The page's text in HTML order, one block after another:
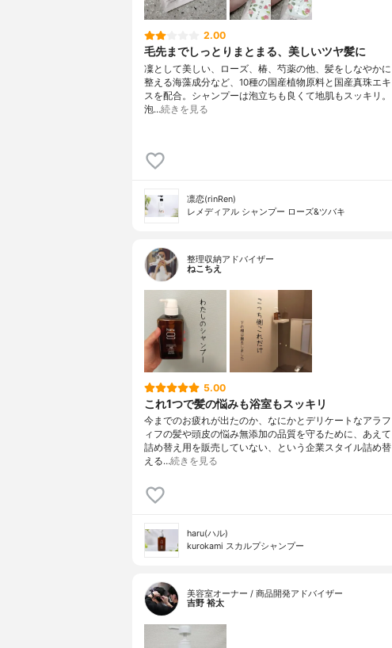
2.00
毛先までしっとりまとまる、美しいツヤ髪に
凜として美しい、ローズ、椿、芍薬の他、髪をしなやかに
整える海藻成分など、10種の国産植物原料と国産真珠エキ
スを配合。シャンプーは泡立ちも良くて地肌もスッキリ。
泡…続きを見る
凛恋(rinRen)
レメディアル シャンプー ローズ&ツバキ
整理収納アドバイザー
ねこちえ
5.00
これ1つで髪の悩みも浴室もスッキリ
今までのお疲れが出たのか、なにかとデリケートなアラフ
ィフの髪や頭皮の悩み無添加の品質を守るために、あえて
詰め替え用を販売していない、という企業スタイル詰め替
える…続きを見る
haru(ハル)
kurokami スカルプシャンプー
美容室オーナー / 商品開発アドバイザー
吉野 裕太